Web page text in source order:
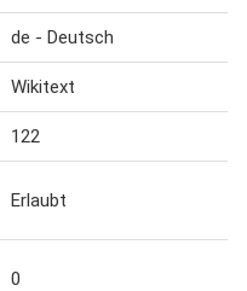
de - Deutsch
Wikitext
122
Erlaubt
0